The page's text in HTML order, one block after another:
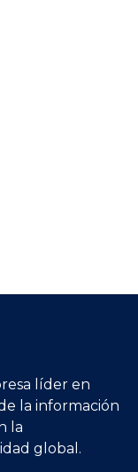
líder en
la información
la
global.